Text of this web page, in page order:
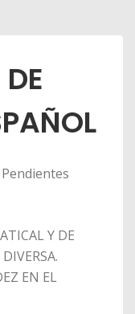
Y DE
EN EL